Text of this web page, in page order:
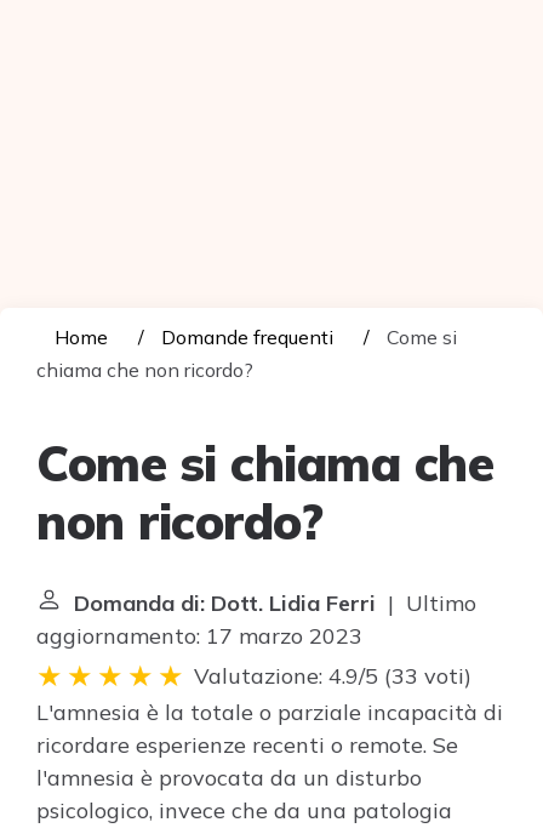
Home Domande frequenti
Come si
chiama che non ricordo?
Come si chiama che
non ricordo?
Domanda di: Dott. Lidia Ferri | Ultimo
aggiornamento: 17 marzo 2023
Valutazione: 4.9/5 (33 voti)
L'amnesia è la totale o parziale incapacità di
ricordare esperienze recenti o remote. Se
l'amnesia è provocata da un disturbo
psicologico, invece che da una patologia